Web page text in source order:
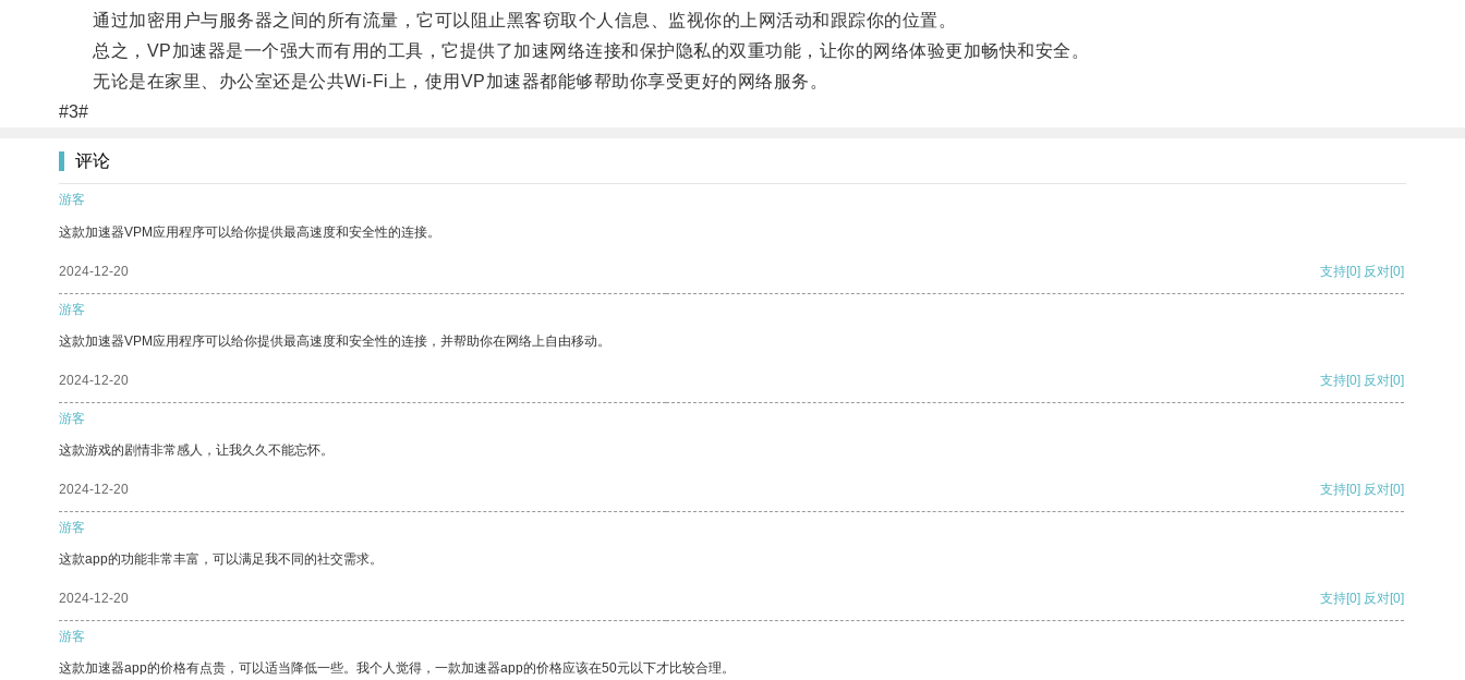
通过加密用户与服务器之间的所有流量，它可以阻止黑客窃取个人信息、监视你的上网活动和跟踪你的位置。
总之，VP加速器是一个强大而有用的工具，它提供了加速网络连接和保护隐私的双重功能，让你的网络体验更加畅快和安全。
无论是在家里、办公室还是公共Wi-Fi上，使用VP加速器都能够帮助你享受更好的网络服务。
#3#
评论
游客
这款加速器VPM应用程序可以给你提供最高速度和安全性的连接。
2024-12-20 支持[0] 反对[0]
游客
这款加速器VPM应用程序可以给你提供最高速度和安全性的连接，并帮助你在网络上自由移动。
2024-12-20 支持[0] 反对[0]
游客
这款游戏的剧情非常感人，让我久久不能忘怀。
2024-12-20 支持[0] 反对[0]
游客
这款app的功能非常丰富，可以满足我不同的社交需求。
2024-12-20 支持[0] 反对[0]
游客
这款加速器app的价格有点贵，可以适当降低一些。我个人觉得，一款加速器app的价格应该在50元以下才比较合理。